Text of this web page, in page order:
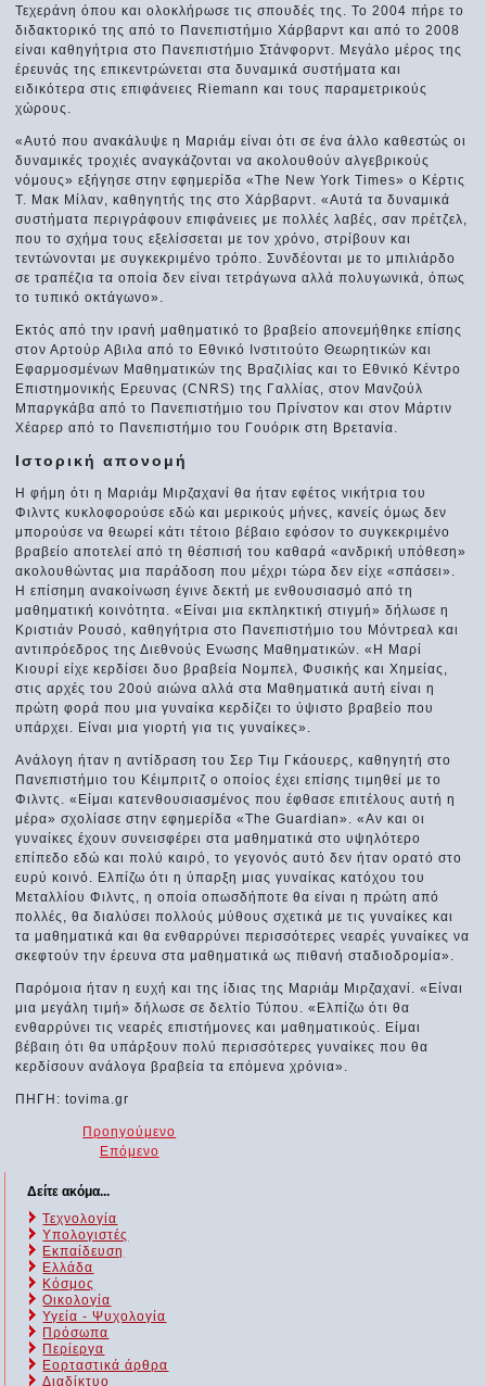
Τεχεράνη όπου και ολοκλήρωσε τις σπουδές της. Το 2004 πήρε το
διδακτορικό της από το Πανεπιστήμιο Χάρβαρντ και από το 2008
είναι καθηγήτρια στο Πανεπιστήμιο Στάνφορντ. Μεγάλο μέρος της
έρευνάς της επικεντρώνεται στα δυναμικά συστήματα και
ειδικότερα στις επιφάνειες Riemann και τους παραμετρικούς
χώρους.
«Αυτό που ανακάλυψε η Μαριάμ είναι ότι σε ένα άλλο καθεστώς οι
δυναμικές τροχιές αναγκάζονται να ακολουθούν αλγεβρικούς
νόμους» εξήγησε στην εφημερίδα «The New York Times» ο Κέρτις
Τ. Μακ Μίλαν, καθηγητής της στο Χάρβαρντ. «Αυτά τα δυναμικά
συστήματα περιγράφουν επιφάνειες με πολλές λαβές, σαν πρέτζελ,
που το σχήμα τους εξελίσσεται με τον χρόνο, στρίβουν και
τεντώνονται με συγκεκριμένο τρόπο. Συνδέονται με το μπιλιάρδο
σε τραπέζια τα οποία δεν είναι τετράγωνα αλλά πολυγωνικά, όπως
το τυπικό οκτάγωνο».
Εκτός από την ιρανή μαθηματικό το βραβείο απονεμήθηκε επίσης
στον Αρτούρ Αβιλα από το Εθνικό Ινστιτούτο Θεωρητικών και
Εφαρμοσμένων Μαθηματικών της Βραζιλίας και το Εθνικό Κέντρο
Επιστημονικής Ερευνας (CNRS) της Γαλλίας, στον Μανζούλ
Μπαργκάβα από το Πανεπιστήμιο του Πρίνστον και στον Μάρτιν
Χέαρερ από το Πανεπιστήμιο του Γουόρικ στη Βρετανία.
Ιστορική απονομή
Η φήμη ότι η Μαριάμ Μιρζαχανί θα ήταν εφέτος νικήτρια του
Φιλντς κυκλοφορούσε εδώ και μερικούς μήνες, κανείς όμως δεν
μπορούσε να θεωρεί κάτι τέτοιο βέβαιο εφόσον το συγκεκριμένο
βραβείο αποτελεί από τη θέσπισή του καθαρά «ανδρική υπόθεση»
ακολουθώντας μια παράδοση που μέχρι τώρα δεν είχε «σπάσει».
Η επίσημη ανακοίνωση έγινε δεκτή με ενθουσιασμό από τη
μαθηματική κοινότητα. «Είναι μια εκπληκτική στιγμή» δήλωσε η
Κριστιάν Ρουσό, καθηγήτρια στο Πανεπιστήμιο του Μόντρεαλ και
αντιπρόεδρος της Διεθνούς Ενωσης Μαθηματικών. «Η Μαρί
Κιουρί είχε κερδίσει δυο βραβεία Νομπελ, Φυσικής και Χημείας,
στις αρχές του 20ού αιώνα αλλά στα Μαθηματικά αυτή είναι η
πρώτη φορά που μια γυναίκα κερδίζει το ύψιστο βραβείο που
υπάρχει. Είναι μια γιορτή για τις γυναίκες».
Ανάλογη ήταν η αντίδραση του Σερ Τιμ Γκάουερς, καθηγητή στο
Πανεπιστήμιο του Κέιμπριτζ ο οποίος έχει επίσης τιμηθεί με το
Φιλντς. «Είμαι κατενθουσιασμένος που έφθασε επιτέλους αυτή η
μέρα» σχολίασε στην εφημερίδα «The Guardian». «Αν και οι
γυναίκες έχουν συνεισφέρει στα μαθηματικά στο υψηλότερο
επίπεδο εδώ και πολύ καιρό, το γεγονός αυτό δεν ήταν ορατό στο
ευρύ κοινό. Ελπίζω ότι η ύπαρξη μιας γυναίκας κατόχου του
Μεταλλίου Φιλντς, η οποία οπωσδήποτε θα είναι η πρώτη από
πολλές, θα διαλύσει πολλούς μύθους σχετικά με τις γυναίκες και
τα μαθηματικά και θα ενθαρρύνει περισσότερες νεαρές γυναίκες να
σκεφτούν την έρευνα στα μαθηματικά ως πιθανή σταδιοδρομία».
Παρόμοια ήταν η ευχή και της ίδιας της Μαριάμ Μιρζαχανί. «Είναι
μια μεγάλη τιμή» δήλωσε σε δελτίο Τύπου. «Ελπίζω ότι θα
ενθαρρύνει τις νεαρές επιστήμονες και μαθηματικούς. Είμαι
βέβαιη ότι θα υπάρξουν πολύ περισσότερες γυναίκες που θα
κερδίσουν ανάλογα βραβεία τα επόμενα χρόνια».
ΠΗΓΗ: tovima.gr
Προηγούμενο
Επόμενο
Δείτε ακόμα...
Τεχνολογία
Υπολογιστές
Εκπαίδευση
Ελλάδα
Κόσμος
Οικολογία
Υγεία - Ψυχολογία
Πρόσωπα
Περίεργα
Εορταστικά άρθρα
Διαδίκτυο